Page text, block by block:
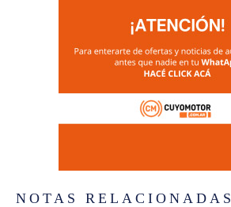
NOTAS RELACIONADAS